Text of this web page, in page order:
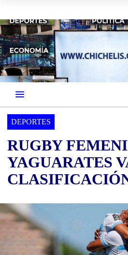
DEPORTES
RUGBY
YAGUARATES